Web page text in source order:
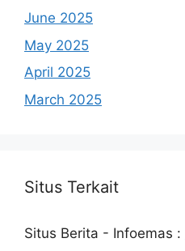
June 2025
May 2025
April 2025
March 2025
Situs Terkait
Situs Berita - Infoemas :